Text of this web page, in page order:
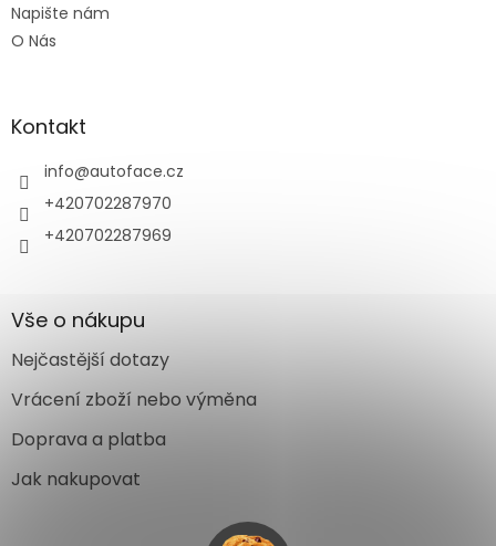
Napište nám
O Nás
Kontakt
info@autoface.cz
+420702287970
+420702287969
Vše o nákupu
Nejčastější dotazy
Vrácení zboží nebo výměna
Doprava a platba
Jak nakupovat